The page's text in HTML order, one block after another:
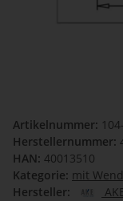
Artikelnummer:
Herstellernummer:
HAN: 40013510
Kategorie: mit
Hersteller: